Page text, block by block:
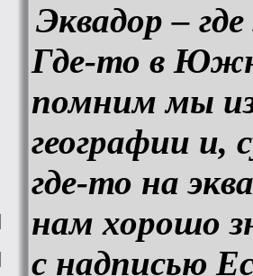
Эквадор –
Где-то в
помним мы
географии и,
где-то на
нам хорошо
с надписью